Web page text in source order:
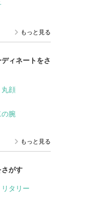
もっと見る
ィネートをさ
丸顔
の腕
もっと見る
がす
リタリー